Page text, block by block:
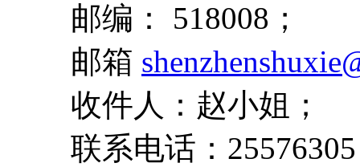
邮编： 518008；
邮箱
收件人：赵小姐；
联系电话：25576305